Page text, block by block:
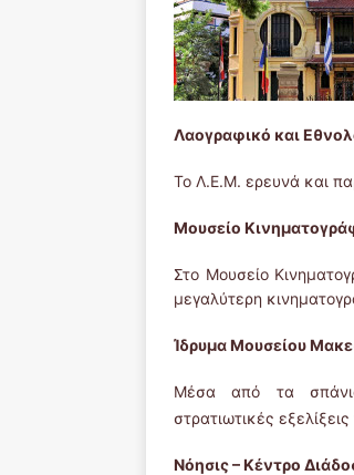
Λαογραφικό και
Το Λ.Ε.Μ. ερευνά και
Μουσείο
Στο Μουσείο
μεγαλύτερη
Ίδρυμα Μουσείου
Μέσα από τα σπάνια
στρατιωτικές
Νόησις – Κέντρο